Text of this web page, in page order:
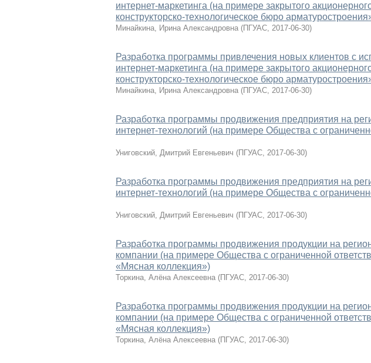
интернет-маркетинга (на примере закрытого
конструкторско-технологическое бюро
Минайкина, Ирина Александровна (ПГУАС, 2017-06-30)
Разработка программы привлечения новых клиентов с
интернет-маркетинга (на примере закрытого
конструкторско-технологическое бюро
Минайкина, Ирина Александровна (ПГУАС, 2017-06-30)
Разработка программы продвижения предприятия на
интернет-технологий (на примере Общества с
Униговский, Дмитрий Евгеньевич (ПГУАС, 2017-06-30)
Разработка программы продвижения предприятия на
интернет-технологий (на примере Общества с
Униговский, Дмитрий Евгеньевич (ПГУАС, 2017-06-30)
Разработка программы продвижения продукции на
компании (на примере Общества с ограниченной
«Мясная коллекция»)
Торкина, Алёна Алексеевна (ПГУАС, 2017-06-30)
Разработка программы продвижения продукции на
компании (на примере Общества с ограниченной
«Мясная коллекция»)
Торкина, Алёна Алексеевна (ПГУАС, 2017-06-30)